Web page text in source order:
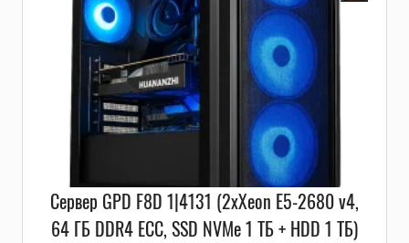
Сервер GPD F8D 1|4131 (2xXeon E5-2680 v4,
64 ГБ DDR4 ECC, SSD NVMe 1 ТБ + HDD 1 ТБ)